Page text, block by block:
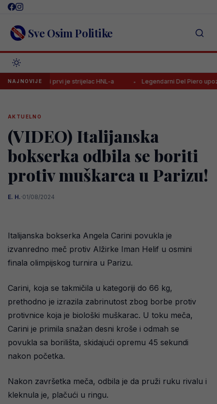
Skip
content Sve Osim Politike
NAJNOVIJE
trick i prvi je strijelac HNL-a Legendarni Del Piero upozorio
AKTUELNO
(VIDEO) Italijanska
bokserka odbila se boriti
protiv muškarca u Parizu!
E. H.·01/08/2024
Italijanska bokserka Angela Carini povukla je
izvanredno meč protiv Alžirke Iman Helif u osmini
finala olimpijskog turnira u Parizu.
Carini, koja se takmičila u kategoriji do 66 kg,
prethodno je izrazila zabrinutost zbog borbe protiv
protivnice koja je biološki muškarac. U toku meča,
Carini je primila snažan desni kroše i odmah se
povukla sa borilišta, skidajući opremu 45 sekundi
nakon početka.
Nakon završetka meča, odbila je da pruži ruku rivalu i
kleknula je, plačući u ringu.